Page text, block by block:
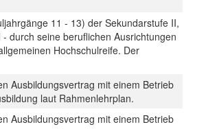
11 - 13) der Sekundarstufe II,
durch seine beruflichen Ausrichtungen
Hochschulreife. Der
Ausbildungsvertrag mit einem Betrieb
laut Rahmenlehrplan.
Ausbildungsvertrag mit einem Betrieb